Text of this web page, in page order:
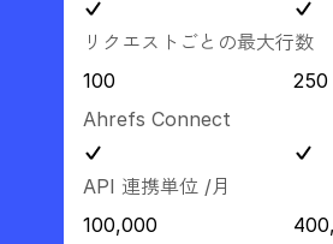
リクエストごとの最大行数
100
250
Ahrefs Connect
API 連携単位 /月
100,000